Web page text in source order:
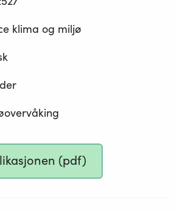
klima og miljø
(pdf)